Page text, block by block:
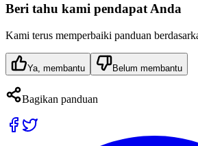
Beri tahu kami pendapat Anda
Kami terus memperbaiki panduan
Ya, membantu Belum membantu
Bagikan panduan